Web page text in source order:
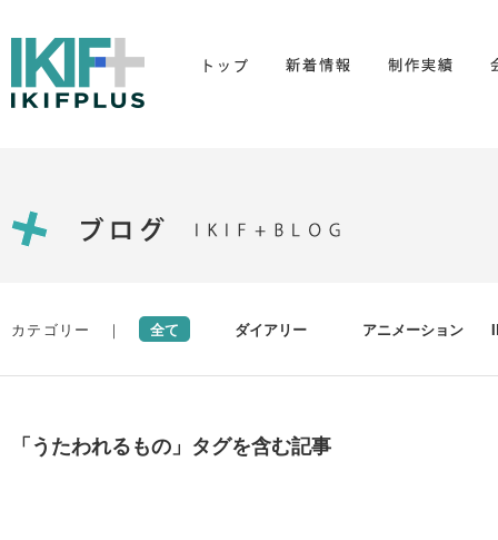
カテゴリー ｜ 全て ダイアリー アニメーション
「うたわれるもの」タグを含む記事